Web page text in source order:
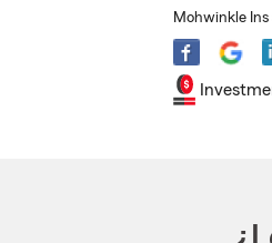
Mohwinkle Ins